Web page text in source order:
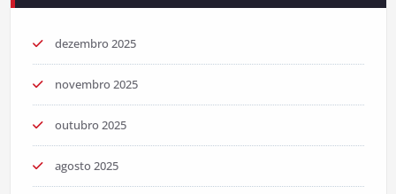
dezembro 2025
novembro 2025
outubro 2025
agosto 2025